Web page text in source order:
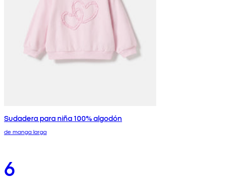
Sudadera para niña 100% algodón
de manga larga
6